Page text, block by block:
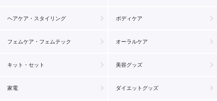
ヘアケア・スタイリング ボディケア
フェムケア・フェムテック オーラルケア
キット・セット 美容グッズ
家電 ダイエットグッズ